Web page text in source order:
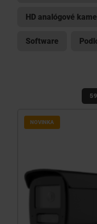
HD analógové
Software
NOVINKA